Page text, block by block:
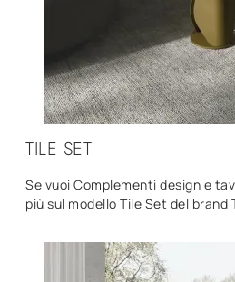
TILE SET
Se vuoi Complementi design e
più sul modello Tile Set del brand